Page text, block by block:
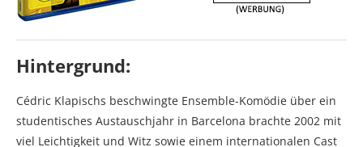
Hintergrund:
Cédric Klapischs beschwingte Ensemble-Komödie über ein
studentisches Austauschjahr in Barcelona brachte 2002 mit
viel Leichtigkeit und Witz sowie einem internationalen Cast